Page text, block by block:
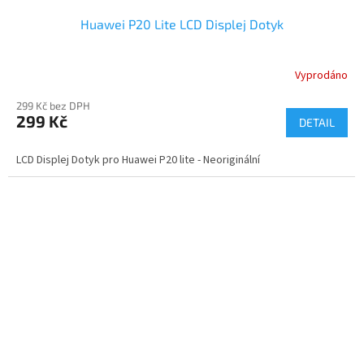
Huawei P20 Lite LCD Displej Dotyk
Vyprodáno
299 Kč bez DPH
299 Kč DETAIL
LCD Displej Dotyk pro Huawei P20 lite - Neoriginální